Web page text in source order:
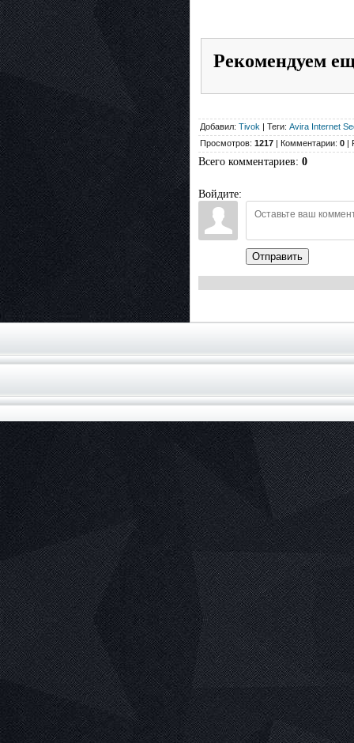
Рекомендуем
Добавил: Tivok | Теги: Avira Internet
Просмотров: 1217 | Комментарии: 0 |
Всего комментариев: 0
Войдите:
Отправить